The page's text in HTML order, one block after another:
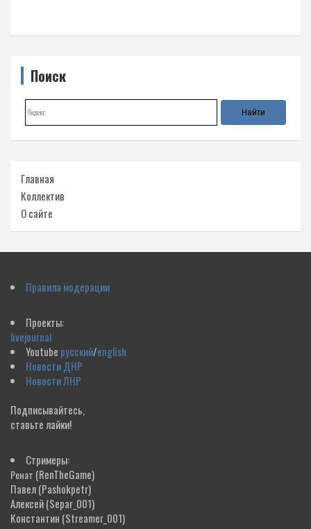
Поиск
Главная
Коллектив
О сайте
Правила модерации
Проекты:
livejournal
Youtube русский/english
Новости ДНР
Новости ЛНР
Подписывайтесь,
ставьте лайки!
Стримеры:
Ренат (RenTheGame)
Павел(Pashokpetr)
Алексей(Separ_001)
Константин (Streamer_001)